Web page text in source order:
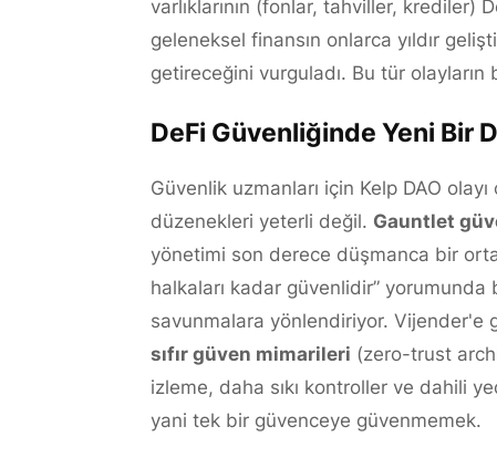
varlıklarının (fonlar, tahviller, krediler)
geleneksel finansın onlarca yıldır
getireceğini vurguladı. Bu tür
DeFi Güvenliğinde Yeni Bir
Güvenlik uzmanları için Kelp DAO
düzenekleri yeterli değil. Gauntlet
yönetimi son derece düşmanca bir
halkaları kadar güvenlidir”
savunmalara yönlendiriyor. Vijender'e
sıfır güven mimarileri (zero-trust
izleme, daha sıkı kontroller ve dahili
yani tek bir güvenceye güvenmemek.